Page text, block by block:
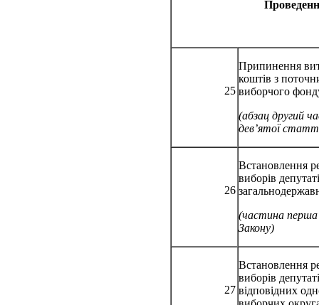
25
Припинення
коштів з
виборчого
(абзац другий
дев’ятої
26
Встановлення
виборів
(частина
Закону)
27
Встановлення
виборів
відповідних